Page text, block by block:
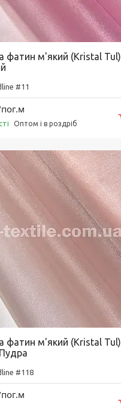
фатин м'який (Kristal Tul)
#11
Оптом і в роздріб
фатин м'який (Kristal Tul)
#118